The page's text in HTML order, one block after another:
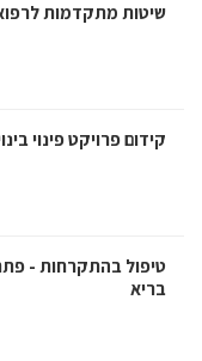
שיטות מתקדמות
קידום פרויקט פינוי
טיפול בהתקרחות -
בריא